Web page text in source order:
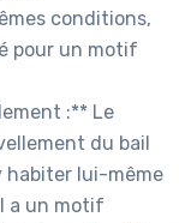
conditions,
pour un motif
:** Le
du bail
habiter lui-même
a un motif